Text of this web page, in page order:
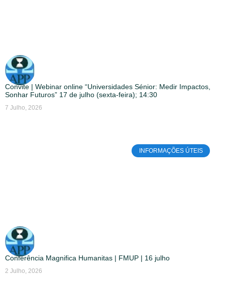
Convite | Webinar online “Universidades Sénior: Medir Impactos,
Sonhar Futuros” 17 de julho (sexta-feira); 14:30
7 Julho, 2026
INFORMAÇÕES ÚTEIS
Conferência Magnifica Humanitas | FMUP | 16 julho
2 Julho, 2026